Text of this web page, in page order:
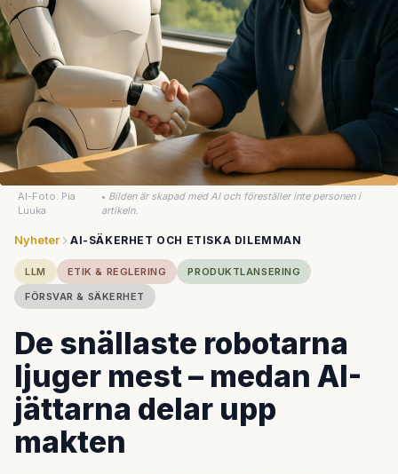
AI-Foto: Pia
Luuka
• Bilden är skapad med AI och föreställer inte personen i
artikeln.
Nyheter AI-SÄKERHET OCH ETISKA DILEMMAN
LLM ETIK & REGLERING
PRODUKTLANSERING
FÖRSVAR & SÄKERHET
De snällaste robotarna
ljuger mest – medan AI-
jättarna delar upp
makten